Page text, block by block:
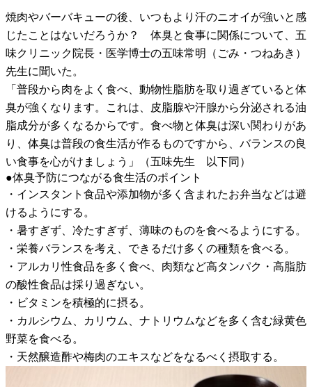
焼肉やバーバキューの後、いつもより汗のニオイが強いと感
じたことはないだろうか？ 体臭と食事に関係について、五
味クリニック院長・医学博士の五味常明（ごみ・つねあき）
先生に聞いた。
「普段から肉をよく食べ、動物性脂肪を取り過ぎていると体
臭が強くなります。これは、皮脂腺や汗腺から分泌される油
脂成分が多くなるからです。食べ物と体臭は深い関わりがあ
り、体臭は普段の食生活が作るものですから、バランスの良
い食事を心がけましょう」（五味先生 以下同）
●体臭予防につながる食生活のポイント
・インスタント食品や添加物が多く含まれたお弁当などは避
けるようにする。
・暑すぎず、冷たすぎず、薄味のものを食べるようにする。
・栄養バランスを考え、できるだけ多くの種類を食べる。
・アルカリ性食品を多く食べ、肉類など高タンパク・高脂肪
の酸性食品は採り過ぎない。
・ビタミンを積極的に摂る。
・カルシウム、カリウム、ナトリウムなどを多く含む緑黄色
野菜を食べる。
・天然醸造酢や梅肉のエキスなどをなるべく摂取する。